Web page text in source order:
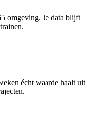
omgeving. Je data blijft
écht waarde haalt uit